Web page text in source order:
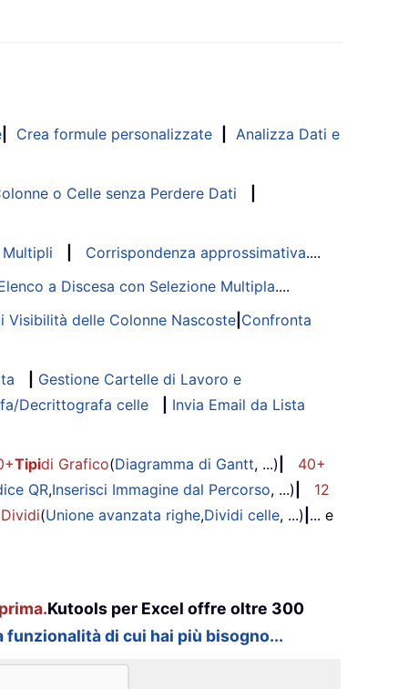
Crea formule personalizzate
Analizza Dati e
o Celle senza Perdere Dati
Corrispondenza approssimativa....
a Discesa con Selezione Multipla....
delle Colonne Nascoste Confronta
Gestione Cartelle di Lavoro e
Decrittografa celle
Invia Email da Lista
Tipidi Grafico(Diagramma di Gantt, ...)
40+
QR,Inserisci Immagine dal Percorso, ...)
12
(Unione avanzata righe,Dividi celle, ...) ... e
Kutools per Excel offre oltre 300
funzionalità di cui hai più bisogno...